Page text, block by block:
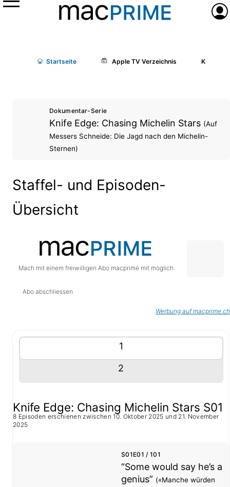
Menü
Startseite Apple TV Verzeichnis Knife
Dokumentar-Serie
Knife Edge: Chasing Michelin Stars (Auf
Messers Schneide: Die Jagd nach den Michelin-
Sternen)
Staffel- und Episoden-
Übersicht
Mach mit einem freiwilligen Abo macprime mit möglich.
Abo abschliessen
Werbung auf macprime.ch
Inhalte (Tabliste)
Tablisten-Hilfe: Benutze die Tablisten-Controls
Tablisten-Controls Panel mit
1
Panel mit
2
Knife Edge: Chasing Michelin Stars S01
8 Episoden erschienen zwischen 10. Oktober 2025 und 21. November
2025
S01E01 / 101
“Some would say he’s a
genius” («Manche würden